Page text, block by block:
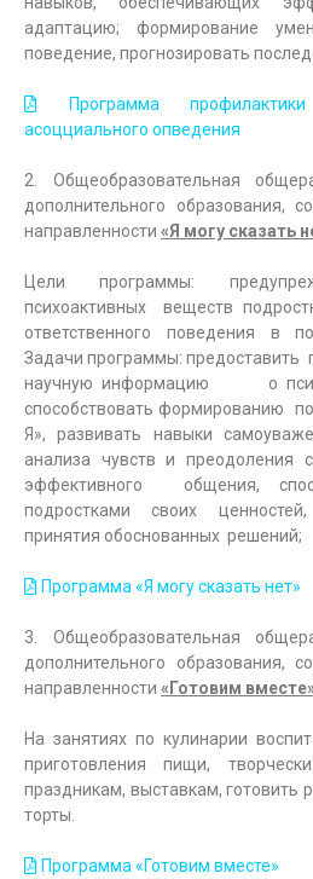
адаптацию; формирование
поведение, прогнозировать
Программа
асоцциального опведения
2. Общеобразовательная
дополнительного образования,
направленности «Я могу сказать
Цели программы:
психоактивных веществ
ответственного поведения в
Задачи программы: предоставить
научную информацию о
способствовать формированию
Я», развивать навыки
анализа чувств и преодоления
эффективного общения,
подростками своих
принятия обоснованных решений;
Программа «Я могу сказать нет»
3. Общеобразовательная
дополнительного образования,
направленности «Готовим
На занятиях по кулинарии
приготовления пищи,
праздникам, выставкам, готовить
торты.
Программа «Готовим вместе»